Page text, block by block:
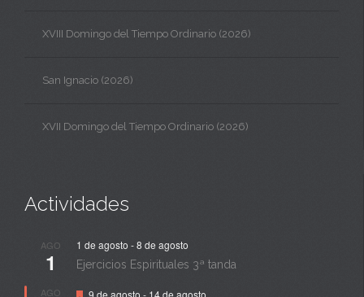
XVIII Domingo del Tiempo Ordinario (2026)
San Ignacio (2026)
XVII Domingo del Tiempo Ordinario (2026)
Actividades
AGO
1
1 de agosto -8 de agosto
Ejercicios Espirituales 3ª tanda
AGO Destacado
9 de agosto - 14 de agosto